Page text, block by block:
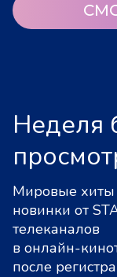
Неделя
Мировые хиты
новинки от
телеканалов
в онлайн-
после